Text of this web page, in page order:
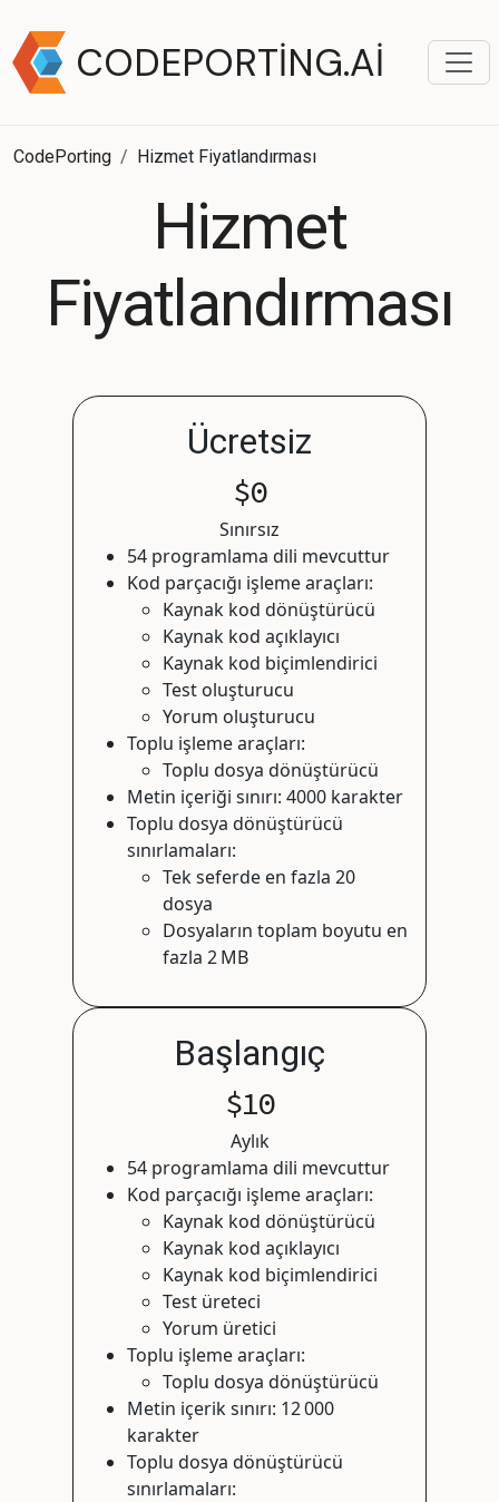
CODEPORTING.AI
CodePorting Hizmet Fiyatlandırması
Hizmet
Fiyatlandırması
Ücretsiz
$0
Sınırsız
54 programlama dili mevcuttur
Kod parçacığı işleme araçları:
Kaynak kod dönüştürücü
Kaynak kod açıklayıcı
Kaynak kod biçimlendirici
Test oluşturucu
Yorum oluşturucu
Toplu işleme araçları:
Toplu dosya dönüştürücü
Metin içeriği sınırı: 4000 karakter
Toplu dosya dönüştürücü
sınırlamaları:
Tek seferde en fazla 20
dosya
Dosyaların toplam boyutu en
fazla 2 MB
Başlangıç
$10
Aylık
54 programlama dili mevcuttur
Kod parçacığı işleme araçları:
Kaynak kod dönüştürücü
Kaynak kod açıklayıcı
Kaynak kod biçimlendirici
Test üreteci
Yorum üretici
Toplu işleme araçları:
Toplu dosya dönüştürücü
Metin içerik sınırı: 12 000
karakter
Toplu dosya dönüştürücü
sınırlamaları: